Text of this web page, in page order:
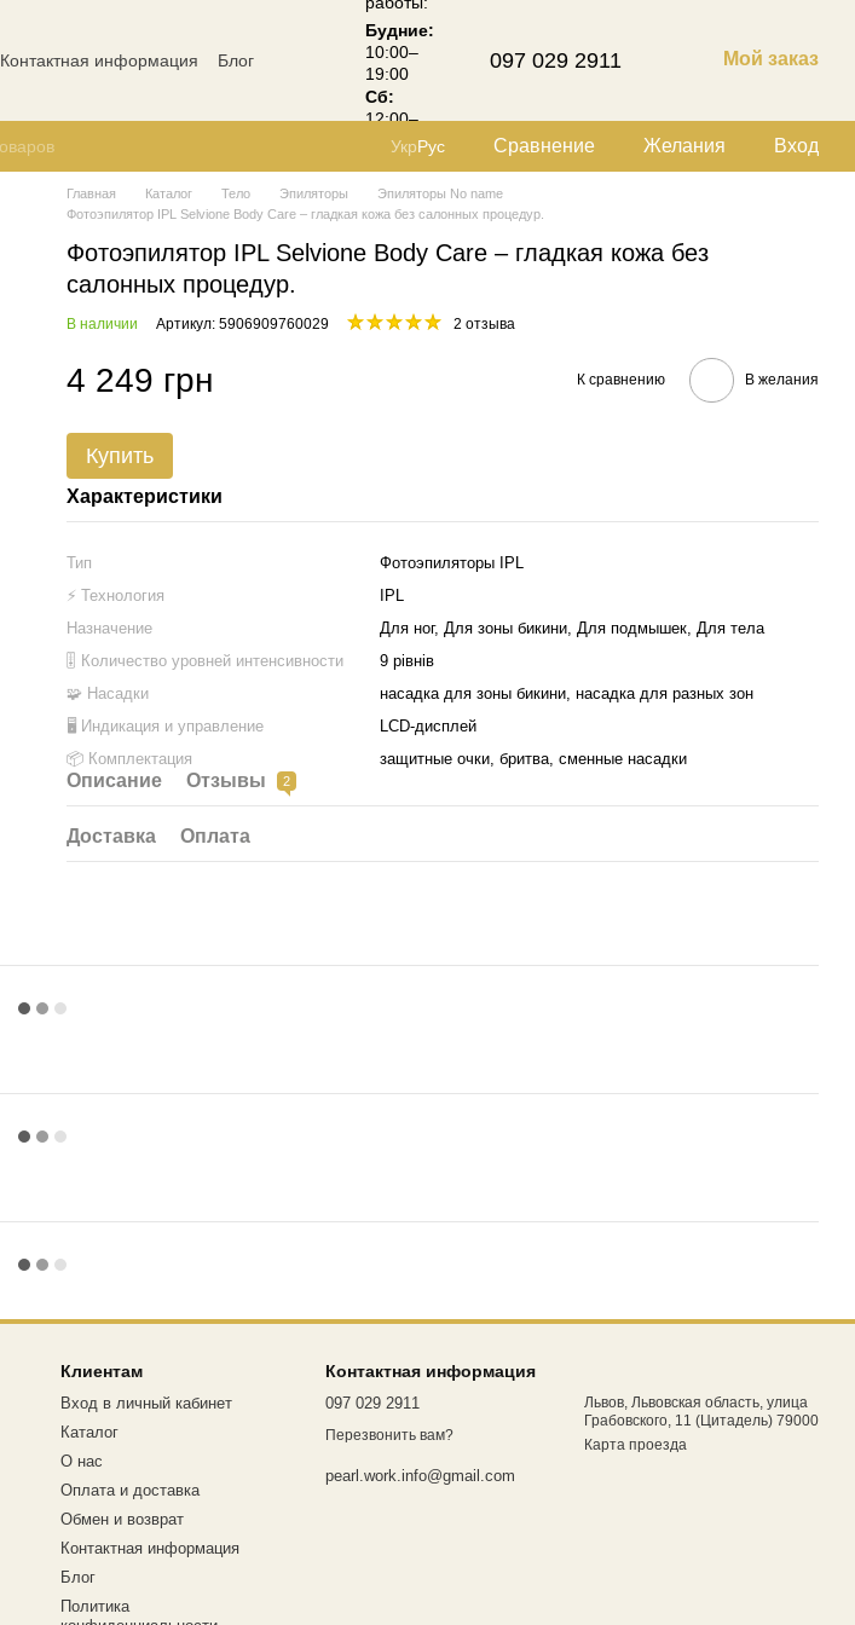
Контактная информация
Блог
Будние:
10:00–
19:00
Сб:
12:00–
18:00
097 029 2911 Мой заказ
УкрРус Сравнение Желания Вход
Главная Каталог Тело Эпиляторы
Эпиляторы No name
Фотоэпилятор IPL Selvione Body Care – гладкая кожа без салонных процедур.
Фотоэпилятор IPL Selvione Body Care – гладкая кожа без
салонных процедур.
В наличии Артикул: 5906909760029 2 отзыва
4 249 грн К сравнению В желания
Купить
Характеристики
Тип
Фотоэпиляторы IPL
⚡ Технология
IPL
Назначение
Для ног, Для зоны бикини, Для подмышек, Для тела
🎚 Количество уровней интенсивности
9 рівнів
🧩 Насадки
насадка для зоны бикини, насадка для разных зон
🖥 Индикация и управление
LCD-дисплей
📦 Комплектация
защитные очки, бритва, сменные насадки
Описание Отзывы 2
Доставка Оплата
Клиентам
Вход в личный кабинет
Каталог
О нас
Оплата и доставка
Обмен и возврат
Контактная информация
Блог
Политика
Контактная информация
097 029 2911
Перезвонить вам?
pearl.work.info@gmail.com
Львов, Львовская область, улица
Грабовского, 11 (Цитадель) 79000
Карта проезда